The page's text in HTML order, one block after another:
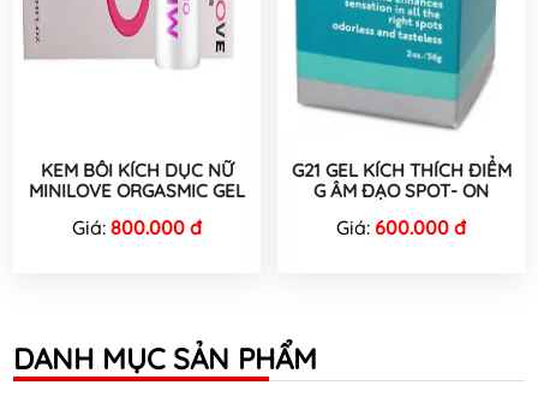
KEM BÔI KÍCH DỤC NỮ
MINILOVE ORGASMIC GEL
Giá: 800.000 đ
G21 GEL KÍCH THÍCH ĐIỂM
G ÂM ĐẠO SPOT- ON
Giá: 600.000 đ
DANH MỤC SẢN PHẨM